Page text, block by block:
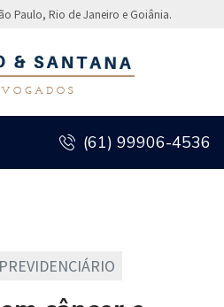
Paulo, Rio de Janeiro e Goiânia.
(61) 99906-4536